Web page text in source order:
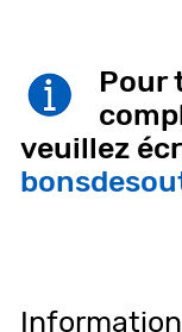
Pour
veuillez